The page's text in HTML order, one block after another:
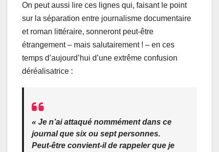
On peut aussi lire ces lignes qui, faisant le point
sur la séparation entre journalisme documentaire
et roman littéraire, sonneront peut-être
étrangement – mais salutairement ! – en ces
temps d’aujourd’hui d’une extrême confusion
déréalisatrice :
« Je n’ai attaqué nommément dans ce
journal que six ou sept personnes.
Peut-être convient-il de rappeler que je